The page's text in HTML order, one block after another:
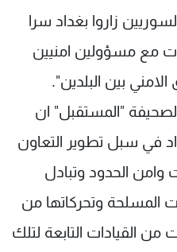
زاروا بغداد سرا
مع مسؤولين امنيين
بين البلدين".
"المستقبل" ان
في سبل تطوير التعاون
وامن الحدود وتبادل
المسلحة وتحركاتها من
القيادات التابعة لتلك
معنا
الإسـتخدام
الخصوصية